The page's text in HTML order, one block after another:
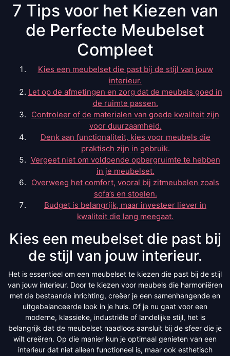
7 Tips voor het Kiezen van
de Perfecte Meubelset
Compleet
Kies een meubelset die past bij de stijl van jouw
interieur.
Let op de afmetingen en zorg dat de meubels goed in
de ruimte passen.
Controleer of de materialen van goede kwaliteit zijn
voor duurzaamheid.
Denk aan functionaliteit, kies voor meubels die
praktisch zijn in gebruik.
Vergeet niet om voldoende opbergruimte te hebben
in je meubelset.
Overweeg het comfort, vooral bij zitmeubelen zoals
sofa’s en stoelen.
Budget is belangrijk, maar investeer liever in
kwaliteit die lang meegaat.
Kies een meubelset die past bij
de stijl van jouw interieur.
Het is essentieel om een meubelset te kiezen die past bij de stijl
van jouw interieur. Door te kiezen voor meubels die harmoniëren
met de bestaande inrichting, creëer je een samenhangende en
uitgebalanceerde look in je huis. Of je nu gaat voor een
moderne, klassieke, industriële of landelijke stijl, het is
belangrijk dat de meubelset naadloos aansluit bij de sfeer die je
wilt creëren. Op die manier kun je optimaal genieten van een
interieur dat niet alleen functioneel is, maar ook esthetisch